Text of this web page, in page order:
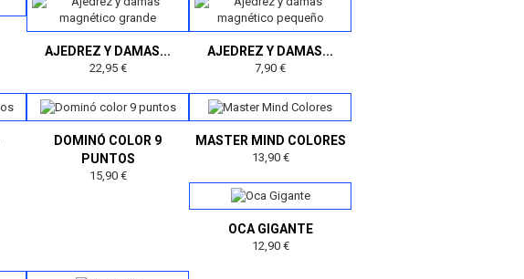
AJEDREZ Y DAMAS...
22,95 €
AJEDREZ Y DAMAS...
7,90 €
DOMINÓ COLOR 9
PUNTOS
15,90 €
MASTER MIND COLORES
13,90 €
OCA GIGANTE
12,90 €